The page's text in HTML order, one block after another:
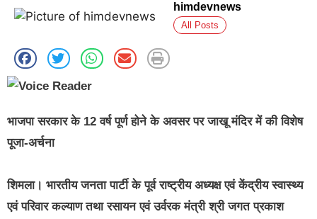
himdevnews
All Posts
भाजपा सरकार के 12 वर्ष पूर्ण होने के अवसर पर जाखू मंदिर में की विशेष
पूजा-अर्चना
शिमला। भारतीय जनता पार्टी के पूर्व राष्ट्रीय अध्यक्ष एवं केंद्रीय स्वास्थ्य
एवं परिवार कल्याण तथा रसायन एवं उर्वरक मंत्री श्री जगत प्रकाश